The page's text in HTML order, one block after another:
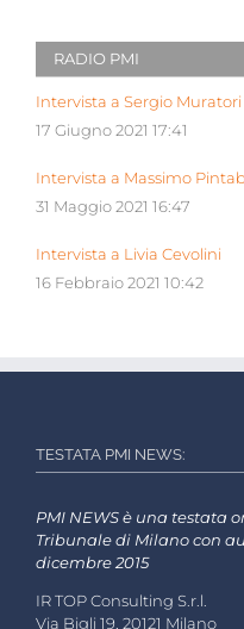
RADIO PMI
Intervista a Sergio Muratori
17 Giugno 2021 17:41
Intervista a Massimo
31 Maggio 2021 16:47
Intervista a Livia Cevolini
16 Febbraio 2021 10:42
TESTATA PMI NEWS:
PMI NEWS è una testata
Tribunale di Milano con
dicembre 2015
IR TOP Consulting S.r.l.
Via Bigli 19, 20121 Milano